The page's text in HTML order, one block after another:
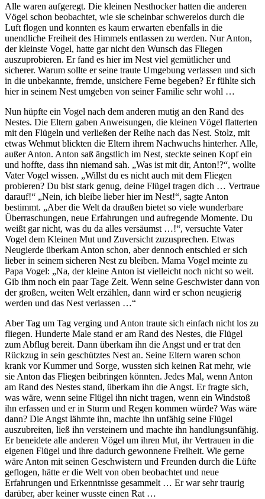
Alle waren aufgeregt. Die kleinen Nesthocker hatten die anderen
Vögel schon beobachtet, wie sie scheinbar schwerelos durch die
Luft flogen und konnten es kaum erwarten ebenfalls in die
unendliche Freiheit des Himmels entlassen zu werden. Nur Anton,
der kleinste Vogel, hatte gar nicht den Wunsch das Fliegen
auszuprobieren. Er fand es hier im Nest viel gemütlicher und
sicherer. Warum sollte er seine traute Umgebung verlassen und sich
in die unbekannte, fremde, unsichere Ferne begeben? Er fühlte sich
hier in seinem Nest umgeben von seiner Familie sehr wohl …
Nun hüpfte ein Vogel nach dem anderen mutig an den Rand des
Nestes. Die Eltern gaben Anweisungen, die kleinen Vögel flatterten
mit den Flügeln und verließen der Reihe nach das Nest. Stolz, mit
etwas Wehmut blickten die Eltern ihrem Nachwuchs hinterher. Alle,
außer Anton. Anton saß ängstlich im Nest, steckte seinen Kopf ein
und hoffte, dass ihn niemand sah. „Was ist mit dir, Anton!?“, wollte
Vater Vogel wissen. „Willst du es nicht auch mit dem Fliegen
probieren? Du bist stark genug, deine Flügel tragen dich … Vertraue
darauf!“ „Nein, ich bleibe lieber hier im Nest!“, sagte Anton
bestimmt. „Aber die Welt da draußen bietet so viele wunderbare
Überraschungen, neue Erfahrungen und aufregende Momente. Du
weißt gar nicht, was du da alles versäumst …!“, versuchte Vater
Vogel dem Kleinen Mut und Zuversicht zuzusprechen. Etwas
Neugierde überkam Anton schon, aber dennoch entschied er sich
lieber in seinem sicheren Nest zu bleiben. Mama Vogel meinte zu
Papa Vogel: „Na, der kleine Anton ist vielleicht noch nicht so weit.
Gib ihm noch ein paar Tage Zeit. Wenn seine Geschwister dann von
der großen, weiten Welt erzählen, dann wird er schon neugierig
werden und das Nest verlassen …“
Aber Tag um Tag verging und Anton traute sich einfach nicht los zu
fliegen. Hunderte Male stand er am Rand des Nestes, die Flügel
zum Abflug bereit. Dann überkam ihn die Angst und er trat den
Rückzug in sein geschütztes Nest an. Seine Eltern waren schon
krank vor Kummer und Sorge, wussten sich keinen Rat mehr, wie
sie Anton das Fliegen beibringen könnten. Jedes Mal, wenn Anton
am Rand des Nestes stand, überkam ihn die Angst. Er fragte sich,
was wäre, wenn seine Flügel ihn nicht tragen, wenn ein Windstoß
ihn erfassen und er in Sturm und Regen kommen würde? Was wäre
dann? Die Angst lähmte ihn, machte ihn unfähig seine Flügel
auszubreiten, ließ ihn versteinern und machte ihn handlungsunfähig.
Er beneidete alle anderen Vögel um ihren Mut, ihr Vertrauen in die
eigenen Flügel und ihre dadurch gewonnene Freiheit. Wie gerne
wäre Anton mit seinen Geschwistern und Freunden durch die Lüfte
geflogen, hätte er die Welt von oben beobachtet und neue
Erfahrungen und Erkenntnisse gesammelt … Er war sehr traurig
darüber, aber keiner wusste einen Rat …